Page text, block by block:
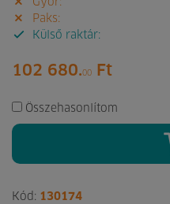
Győr:
Paks:
Külső raktár:
102 680.00 Ft
Összehasonlítom
Kód: 130174